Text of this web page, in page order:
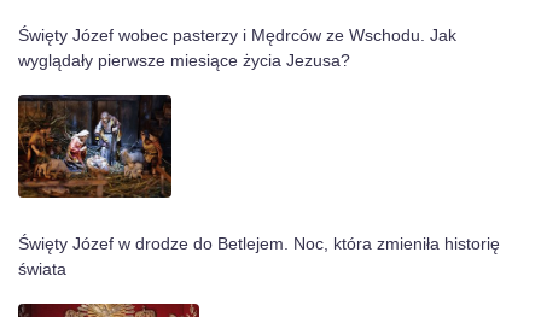
Święty Józef wobec pasterzy i Mędrców ze Wschodu. Jak
wyglądały pierwsze miesiące życia Jezusa?
Święty Józef w drodze do Betlejem. Noc, która zmieniła historię
świata